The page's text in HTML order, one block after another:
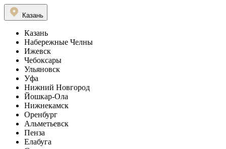
Казань
Казань
Набережные Челны
Ижевск
Чебоксары
Ульяновск
Уфа
Нижний Новгород
Йошкар-Ола
Нижнекамск
Оренбург
Альметьевск
Пенза
Елабуга